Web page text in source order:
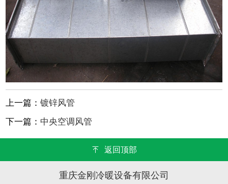
上一篇：镀锌风管
下一篇： 中央空调风管
返回顶部
重庆金刚冷暖设备有限公司